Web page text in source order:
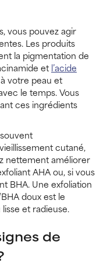
vous pouvez agir
Les produits
la pigmentation de
etl’acide
votre peau et
le temps. Vous
ces ingrédients
cutané,
nettement améliorer
AHA ou, si vous
BHA. Une exfoliation
doux est le
et radieuse.
de